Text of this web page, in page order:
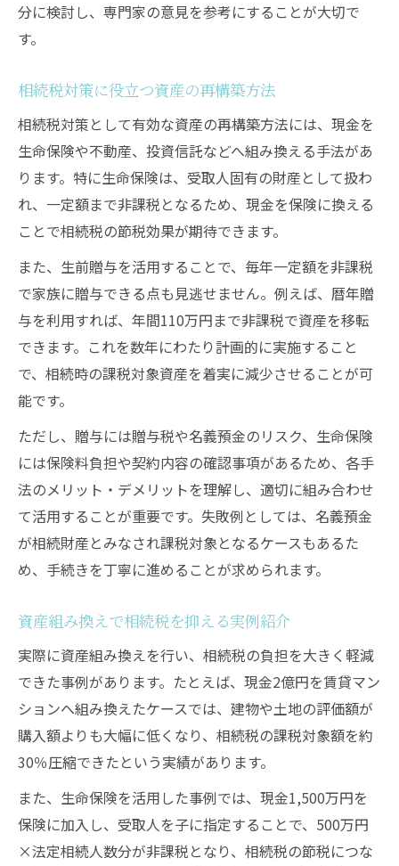
分に検討し、専門家の意見を参考にすることが大切で
す。
相続税対策に役立つ資産の再構築方法
相続税対策として有効な資産の再構築方法には、現金を
生命保険や不動産、投資信託などへ組み換える手法があ
ります。特に生命保険は、受取人固有の財産として扱わ
れ、一定額まで非課税となるため、現金を保険に換える
ことで相続税の節税効果が期待できます。
また、生前贈与を活用することで、毎年一定額を非課税
で家族に贈与できる点も見逃せません。例えば、暦年贈
与を利用すれば、年間110万円まで非課税で資産を移転
できます。これを数年にわたり計画的に実施すること
で、相続時の課税対象資産を着実に減少させることが可
能です。
ただし、贈与には贈与税や名義預金のリスク、生命保険
には保険料負担や契約内容の確認事項があるため、各手
法のメリット・デメリットを理解し、適切に組み合わせ
て活用することが重要です。失敗例としては、名義預金
が相続財産とみなされ課税対象となるケースもあるた
め、手続きを丁寧に進めることが求められます。
資産組み換えで相続税を抑える実例紹介
実際に資産組み換えを行い、相続税の負担を大きく軽減
できた事例があります。たとえば、現金2億円を賃貸マン
ションへ組み換えたケースでは、建物や土地の評価額が
購入額よりも大幅に低くなり、相続税の課税対象額を約
30％圧縮できたという実績があります。
また、生命保険を活用した事例では、現金1,500万円を
保険に加入し、受取人を子に指定することで、500万円
×法定相続人数分が非課税となり、相続税の節税につな